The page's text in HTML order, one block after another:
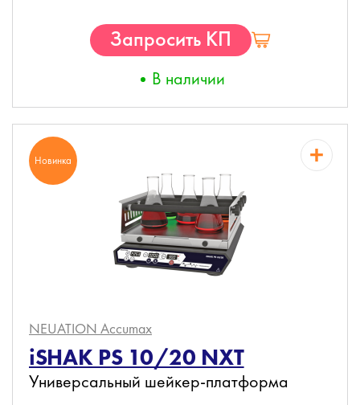
Запросить КП
В наличии
Новинка
NEUATION Accumax
iSHAK PS 10/20 NXT
Универсальный шейкер-платформа